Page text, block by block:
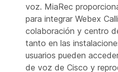
voz. MiaRec
para integrar Webex
colaboración y centro
tanto en las
usuarios pueden
de voz de Cisco y